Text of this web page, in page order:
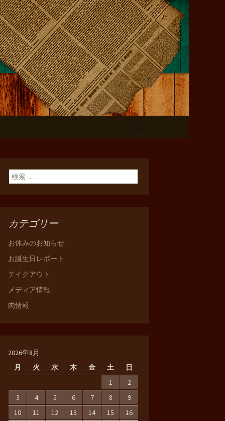
検索:
カテゴリー
お休みのお知らせ
お誕生日レポート
テイクアウト
メディア情報
肉情報
2026年8月
月
火 水 木 金 土 日
1
2
3
4 5 6 7 8
9
10
11 12 13 14 15
16